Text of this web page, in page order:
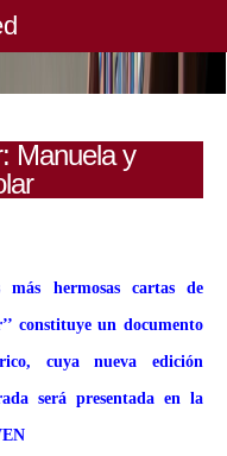
Manuela y
más hermosas cartas de
constituye un documento
cuya nueva edición
será presentada en la